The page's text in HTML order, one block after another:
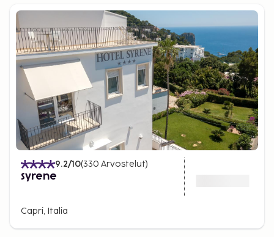
9.2/10(330 Arvostelut)
Syrene
Capri, Italia